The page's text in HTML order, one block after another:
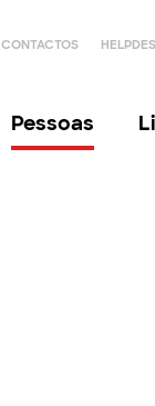
CONTACTOS
Pessoas